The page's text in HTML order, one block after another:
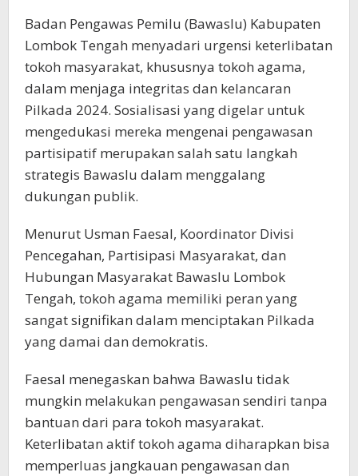
Badan Pengawas Pemilu (Bawaslu) Kabupaten
Lombok Tengah menyadari urgensi keterlibatan
tokoh masyarakat, khususnya tokoh agama,
dalam menjaga integritas dan kelancaran
Pilkada 2024. Sosialisasi yang digelar untuk
mengedukasi mereka mengenai pengawasan
partisipatif merupakan salah satu langkah
strategis Bawaslu dalam menggalang
dukungan publik.
Menurut Usman Faesal, Koordinator Divisi
Pencegahan, Partisipasi Masyarakat, dan
Hubungan Masyarakat Bawaslu Lombok
Tengah, tokoh agama memiliki peran yang
sangat signifikan dalam menciptakan Pilkada
yang damai dan demokratis.
Faesal menegaskan bahwa Bawaslu tidak
mungkin melakukan pengawasan sendiri tanpa
bantuan dari para tokoh masyarakat.
Keterlibatan aktif tokoh agama diharapkan bisa
memperluas jangkauan pengawasan dan